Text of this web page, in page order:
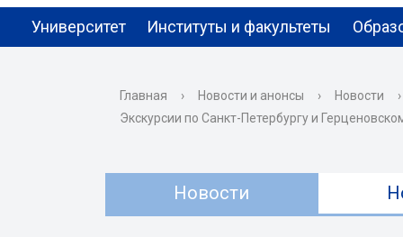
Университет Институты и факультеты
Главная › Новости и анонсы › Новости
›
Экскурсии по Санкт-Петербургу и
Новости